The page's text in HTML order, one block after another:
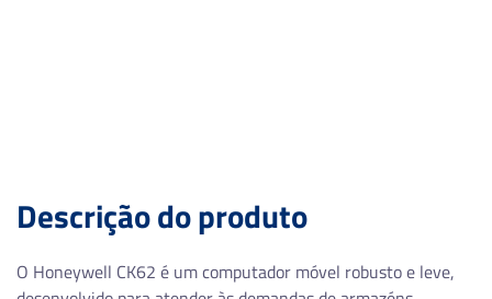
Descrição do produto
O Honeywell CK62 é um computador móvel robusto e leve,